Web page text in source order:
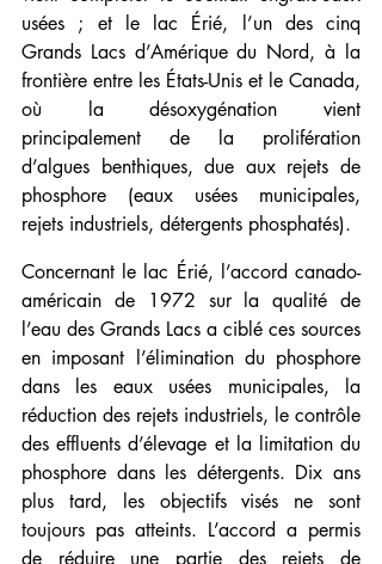
usées ; et le lac Érié, l’un des cinq
Grands Lacs d’Amérique du Nord, à la
frontière entre les États-Unis et le Canada,
où la désoxygénation vient
principalement de la prolifération
d’algues benthiques, due aux rejets de
phosphore (eaux usées municipales,
rejets industriels, détergents phosphatés).
Concernant le lac Érié, l’accord canado-
américain de 1972 sur la qualité de
l’eau des Grands Lacs a ciblé ces sources
en imposant l’élimination du phosphore
dans les eaux usées municipales, la
réduction des rejets industriels, le contrôle
des effluents d’élevage et la limitation du
phosphore dans les détergents. Dix ans
plus tard, les objectifs visés ne sont
toujours pas atteints. L’accord a permis
de réduire une partie des rejets de